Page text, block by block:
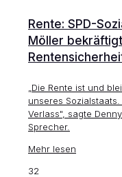
Rente: SPD-
Möller
„Die Rente ist und
unseres
Verlass", sagte
Sprecher.
Mehr lesen
32